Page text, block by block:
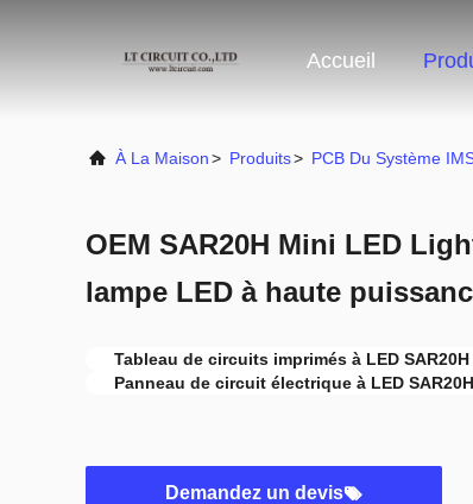
Accueil
À La Maison> Produits> PCB Du Système
OEM SAR20H Mini LED
lampe LED à haute
Tableau de circuits imprimés à LED SAR20H
Panneau de circuit électrique à LED SAR20H
Demandez un devis